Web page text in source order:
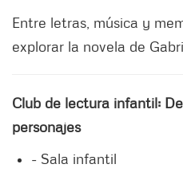
Entre letras, música y
explorar la novela de
Club de lectura infantil:
personajes
- Sala infantil